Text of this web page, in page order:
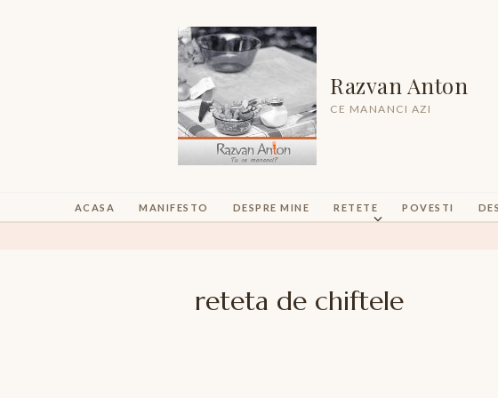
Razvan Anton
CE MANANCI AZI
ACASA MANIFESTO DESPRE MINE RETETE POVESTI
reteta de chiftele